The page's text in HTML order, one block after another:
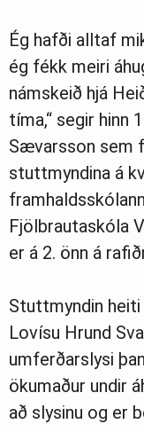
Ég hafði alltaf
ég fékk meiri
námskeið hjá
tíma,“ segir hinn
Sævarsson sem
stuttmyndina á
Fjölbrautaskóla
er á 2. önn á
Stuttmyndin
Lovísu Hrund
umferðarslysi
ökumaður undir
að slysinu og er